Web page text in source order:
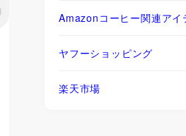
Amazonコーヒー関連アイ
ヤフーショッピング
楽天市場